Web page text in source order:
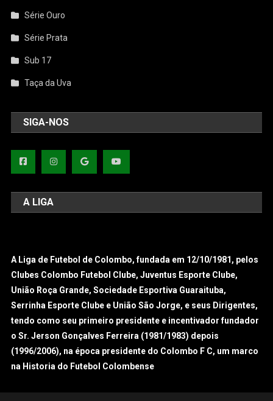
Série Ouro
Série Prata
Sub 17
Taça da Uva
SIGA-NOS
A LIGA
A Liga de Futebol de Colombo, fundada em 12/10/1981, pelos
Clubes Colombo Futebol Clube, Juventus Esporte Clube,
União Roça Grande, Sociedade Esportiva Guaraituba,
Serrinha Esporte Clube e União São Jorge, e seus Dirigentes,
tendo como seu primeiro presidente e incentivador fundador
o Sr. Jerson Gonçalves Ferreira (1981/1983) depois
(1996/2006), na época presidente do Colombo F C, um marco
na Historia do Futebol Colombense